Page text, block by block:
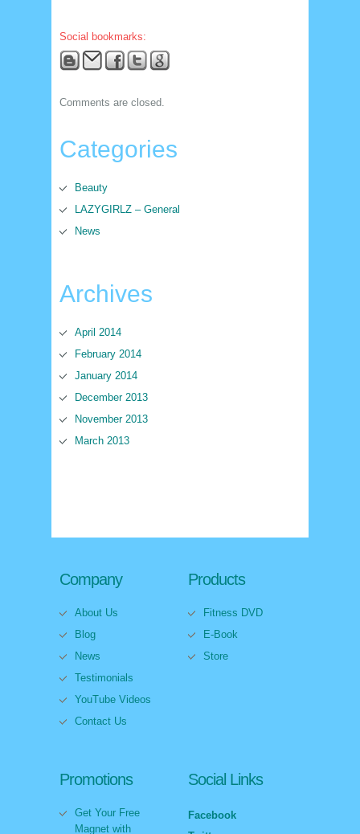
Social bookmarks:
Comments are closed.
Categories
Beauty
LAZYGIRLZ – General
News
Archives
April 2014
February 2014
January 2014
December 2013
November 2013
March 2013
Company
About Us
Blog
News
Testimonials
YouTube Videos
Contact Us
Products
Fitness DVD
E-Book
Store
Promotions
Get Your Free
Magnet with
Social Links
Facebook